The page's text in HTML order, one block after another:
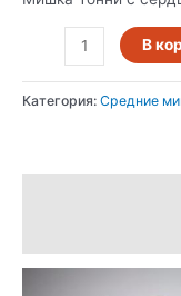
В
Категория: Средние